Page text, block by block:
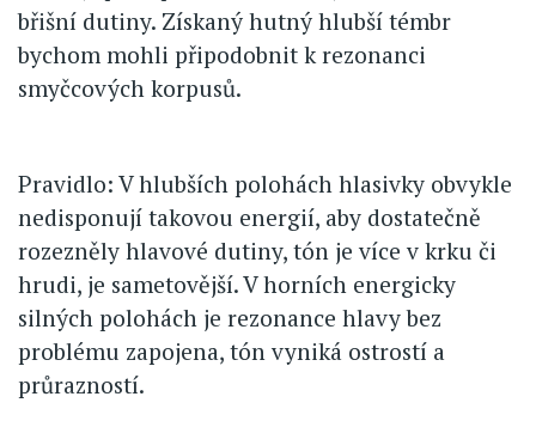
břišní dutiny. Získaný hutný hlubší témbr
bychom mohli připodobnit k rezonanci
smyčcových korpusů.
Pravidlo: V hlubších polohách hlasivky obvykle
nedisponují takovou energií, aby dostatečně
rozezněly hlavové dutiny, tón je více v krku či
hrudi, je sametovější. V horních energicky
silných polohách je rezonance hlavy bez
problému zapojena, tón vyniká ostrostí a
průrazností.